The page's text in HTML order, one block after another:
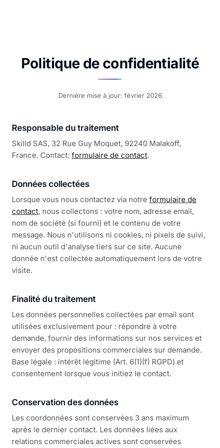
Politique de confidentialité
Dernière mise à jour: février 2026
Responsable du traitement
Skilld SAS, 32 Rue Guy Moquet, 92240 Malakoff,
France. Contact: formulaire de contact.
Données collectées
Lorsque vous nous contactez via notre formulaire de
contact, nous collectons : votre nom, adresse email,
nom de société (si fourni) et le contenu de votre
message. Nous n'utilisons ni cookies, ni pixels de suivi,
ni aucun outil d'analyse tiers sur ce site. Aucune
donnée n'est collectée automatiquement lors de votre
visite.
Finalité du traitement
Les données personnelles collectées par email sont
utilisées exclusivement pour : répondre à votre
demande, fournir des informations sur nos services et
envoyer des propositions commerciales sur demande.
Base légale : intérêt légitime (Art. 6(1)(f) RGPD) et
consentement lorsque vous initiez le contact.
Conservation des données
Les coordonnées sont conservées 3 ans maximum
après le dernier contact. Les données liées aux
relations commerciales actives sont conservées